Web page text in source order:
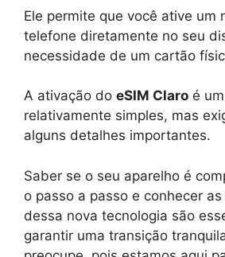
Ele permite que você ative um
telefone diretamente no seu
necessidade de um cartão
A ativação do eSIM Claro é
relativamente simples, mas
alguns detalhes importantes.
Saber se o seu aparelho é
o passo a passo e conhecer
dessa nova tecnologia são
garantir uma transição